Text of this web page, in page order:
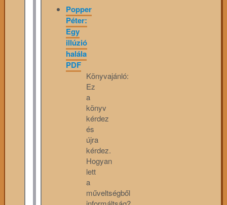
Popper
Péter:
Egy
illúzió
halála
PDF
Könyvajánló:
Ez
a
könyv
kérdez
és
újra
kérdez.
Hogyan
lett
a
műveltségből